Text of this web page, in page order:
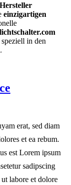
Hersteller
einzigartigen
speziell in den
erat, sed diam
et ea rebum.
est Lorem ipsum
sadipscing
labore et dolore